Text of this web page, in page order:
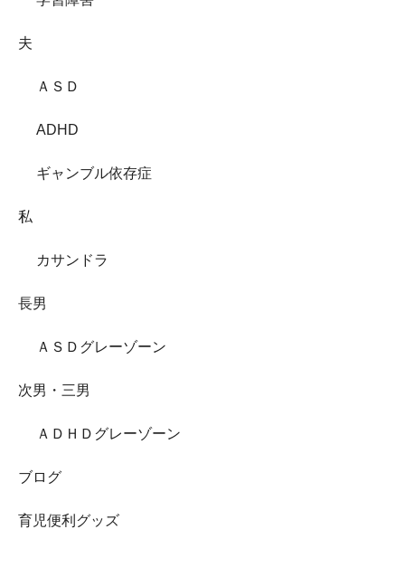
夫
ＡＳＤ
ADHD
ギャンブル依存症
私
カサンドラ
長男
ＡＳＤグレーゾーン
次男・三男
ＡＤＨＤグレーゾーン
ブログ
育児便利グッズ